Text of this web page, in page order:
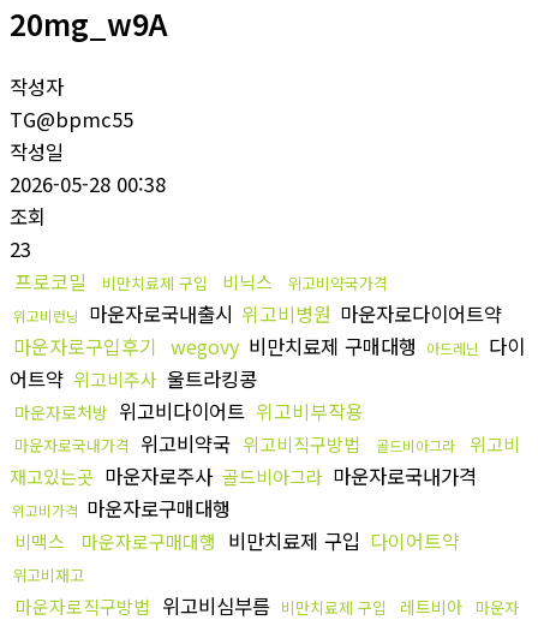
20mg_w9A
작성자
TG@bpmc55
작성일
2026-05-28 00:38
조회
23
프로코밀
비만치료제 구입 비닉스 위고비약국가격
위고비런닝 마운자로국내출시 위고비병원 마운자로다이어트약
마운자로구입후기 wegovy 비만치료제 구매대행 아드레닌
다이
어트약 위고비주사 울트라킹콩
마운자로처방 위고비다이어트 위고비부작용
마운자로국내가격 위고비약국 위고비직구방법 골드비아그라
위고비
재고있는곳 마운자로주사 골드비아그라 마운자로국내가격
위고비가격 마운자로구매대행
비맥스 마운자로구매대행 비만치료제 구입 다이어트약
위고비재고
마운자로직구방법 위고비심부름 비만치료제 구입 레트비아
마운자